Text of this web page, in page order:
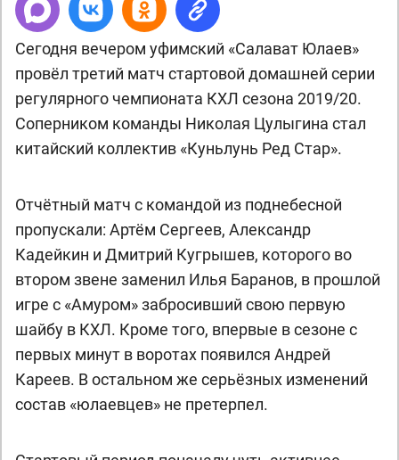
Сегодня вечером уфимский «Салават Юлаев»
провёл третий матч стартовой домашней серии
регулярного чемпионата КХЛ сезона 2019/20.
Соперником команды Николая Цулыгина стал
китайский коллектив «Куньлунь Ред Стар».
Отчётный матч с командой из поднебесной
пропускали: Артём Сергеев, Александр
Кадейкин и Дмитрий Кугрышев, которого во
втором звене заменил Илья Баранов, в прошлой
игре с «Амуром» забросивший свою первую
шайбу в КХЛ. Кроме того, впервые в сезоне с
первых минут в воротах появился Андрей
Кареев. В остальном же серьёзных изменений
состав «юлаевцев» не претерпел.